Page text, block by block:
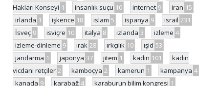
Hakları Konseyi 1 insanlık suçu 10 internet 9 iran 15
irlanda 1 işkence 18 islam 5 ispanya 9 israil 231
İsveç 9 isviçre 10 italya 8 izlanda 3 izleme 4
izleme-dinleme 9 ırak 28 ırkçılık 10 ışid 53
jandarma 1 japonya 37 jitem 1 kadın 101
kadın
vicdani retçiler 2 kamboçya 2 kamerun 1 kampanya 4
kanada 9 karabağ 4 karaburun bilim kongresi 1